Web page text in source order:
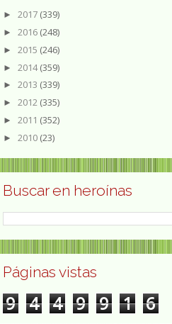
► 2017 (339)
► 2016 (248)
► 2015 (246)
► 2014(359)
► 2013 (339)
► 2012 (335)
► 2011 (352)
► 2010 (23)
Buscar en heroínas
Páginas vistas
9 4 4 9 9 1 6